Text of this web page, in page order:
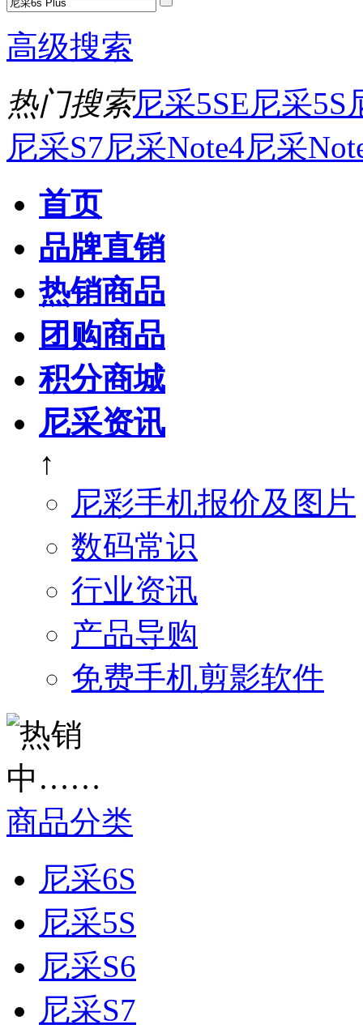
高级搜索
热门搜索尼采5SE尼采5S
尼采S7尼采Note4尼采
首页
品牌直销
热销商品
团购商品
积分商城
尼采资讯
↑
尼彩手机报价及图片
数码常识
行业资讯
产品导购
免费手机剪影软件
商品分类
尼采6S
尼采5S
尼采S6
尼采S7